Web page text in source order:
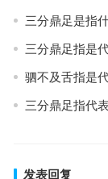
三分鼎足是指
三分鼎足指是
驷不及舌指是
三分鼎足指代
发表回复